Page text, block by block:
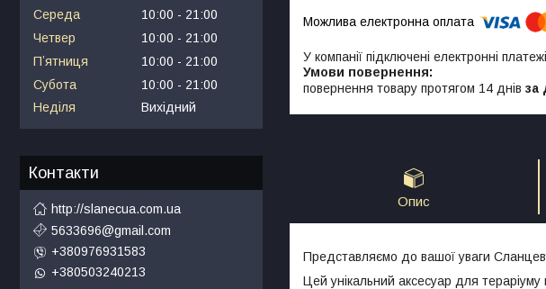
У компанії підключені електронні
повернення товару протягом 14 днів за
Опис
Представляємо до вашої уваги
Цей унікальний аксесуар для тераріуму
Середа
10:00
21:00
Четвер
10:00
21:00
Пʼятниця
10:00
21:00
Субота
10:00
21:00
Неділя
Вихідний
Контакти
http://slanecua.com.ua
5633696@gmail.com
+380976931583
+380503240213